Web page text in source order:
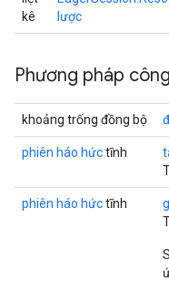
kê
lược
Phương pháp
khoảng trống đồng bộ
phiên háo hứctĩnh
phiên háo hứctĩnh